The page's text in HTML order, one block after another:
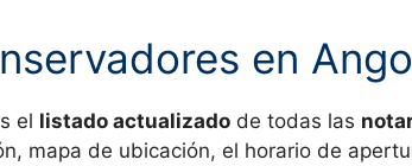
en
el listado actualizado de todas las
mapa de ubicación, el horario de